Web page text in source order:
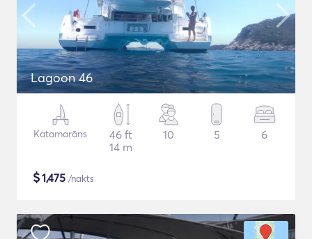
Lagoon 46
Katamarāns
46 ft
14 m
10 5 6
$1,475 /nakts